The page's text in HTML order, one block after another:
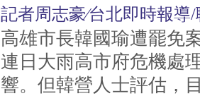
記者周志豪∕台北即時報導
高雄市長韓國瑜遭罷免
連日大雨高市府危機處
響。但韓營人士評估，